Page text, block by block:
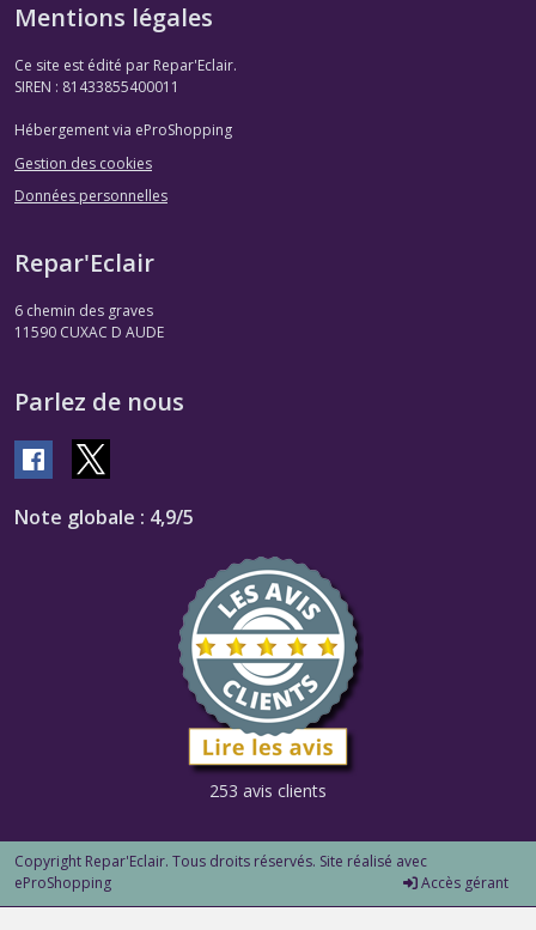
Mentions légales
Ce site est édité par Repar'Eclair.
SIREN : 81433855400011
Hébergement via eProShopping
Gestion des cookies
Données personnelles
Repar'Eclair
6 chemin des graves
11590 CUXAC D AUDE
Parlez de nous
Note globale : 4,9/5
253 avis clients
Copyright Repar'Eclair. Tous droits réservés. Site réalisé avec
eProShopping
Accès gérant